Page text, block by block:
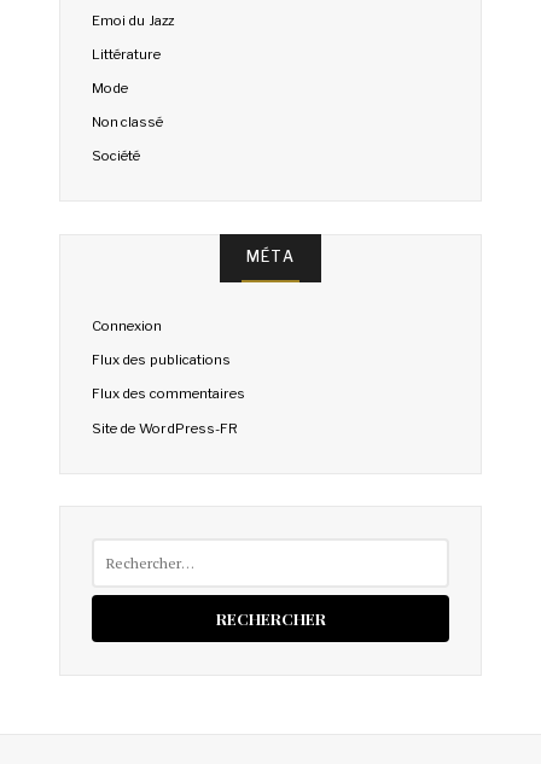
Emoi du Jazz
Littérature
Mode
Non classé
Société
MÉTA
Connexion
Flux des publications
Flux des commentaires
Site de WordPress-FR